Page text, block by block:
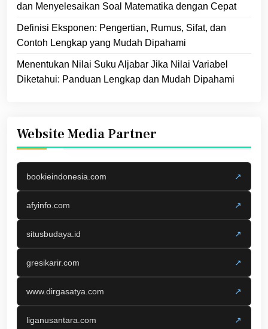
dan Menyelesaikan Soal Matematika dengan Cepat
Definisi Eksponen: Pengertian, Rumus, Sifat, dan
Contoh Lengkap yang Mudah Dipahami
Menentukan Nilai Suku Aljabar Jika Nilai Variabel
Diketahui: Panduan Lengkap dan Mudah Dipahami
Website Media Partner
bookieindonesia.com ↗
afyinfo.com ↗
situsbudaya.id ↗
gresikarir.com ↗
www.dirgasatya.com ↗
liganusantara.com ↗